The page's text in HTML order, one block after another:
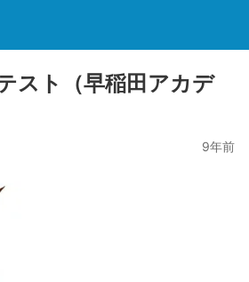
スト（早稲田アカデ
9年前